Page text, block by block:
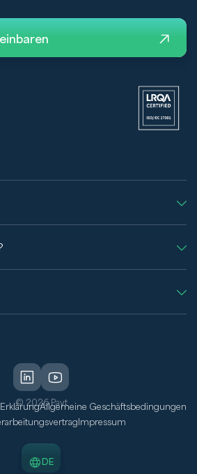
© 2026 Payt
Allgemeine Geschäftsbedingungen
Impressum
DE